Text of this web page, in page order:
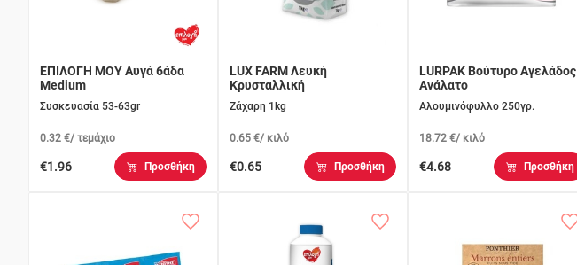
ΕΠΙΛΟΓΗ ΜΟΥ Αυγά 6άδα
Medium
Συσκευασία 53-63gr
0.32 €/ τεμάχιο
€1.96 Προσθήκη
LUX FARM Λευκή
Κρυσταλλική
Ζάχαρη 1kg
0.65 €/ κιλό
€0.65 Προσθήκη
LURPAK Βούτυρο Αγελάδος
Ανάλατο
Αλουμινόφυλλο 250γρ.
18.72 €/ κιλό
€4.68 Προσθήκη